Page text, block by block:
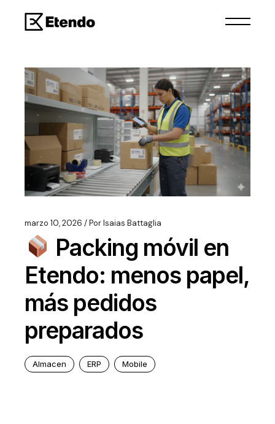
marzo 10, 2026 PorIsaias Battaglia
Packing móvil en
Etendo: menos papel,
más pedidos
preparados
Almacen ERP Mobile